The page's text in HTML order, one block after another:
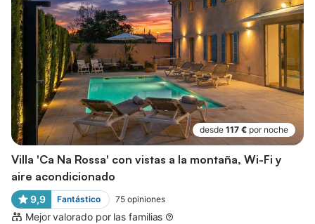
desde 117 € por noche
Villa 'Ca Na Rossa' con vistas a la montaña, Wi-Fi y
aire acondicionado
9,9 Fantástico 75 opiniones
Mejor valorado por las familias